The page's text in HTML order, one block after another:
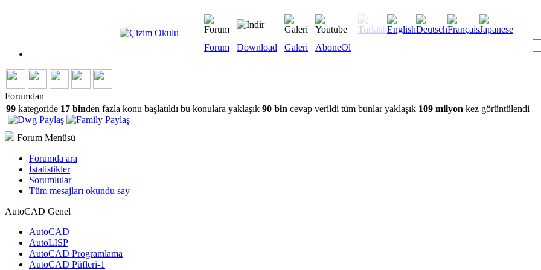
Forum Download Galeri AboneOl
Forumdan
99 kategoride 17 binden fazla konu başlatıldı bu konulara yaklaşık 90 bin cevap verildi tüm bunlar yaklaşık 109 milyon kez görüntülendi
Forum Menüsü
Forumda ara
İstatistikler
Sorumlular
Tüm mesajları okundu say
AutoCAD Genel
AutoCAD
AutoLISP
AutoCAD Programlama
AutoCAD Püfleri-1